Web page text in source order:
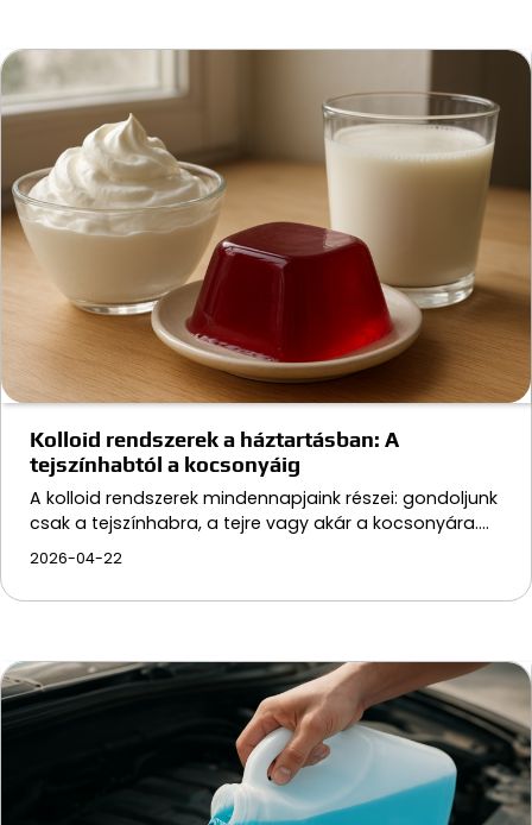
Kolloid rendszerek a háztartásban: A
tejszínhabtól a kocsonyáig
A kolloid rendszerek mindennapjaink részei: gondoljunk
csak a tejszínhabra, a tejre vagy akár a kocsonyára.…
2026-04-22